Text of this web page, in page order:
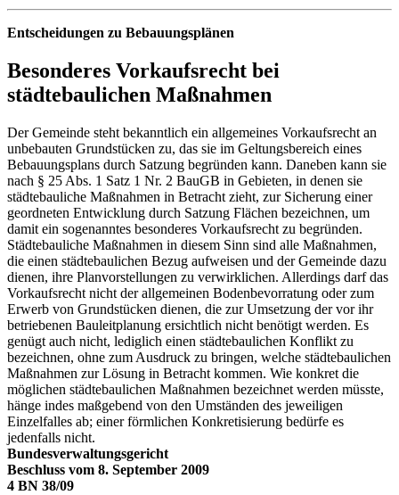
Entscheidungen zu Bebauungsplänen
Besonderes Vorkaufsrecht bei
städtebaulichen Maßnahmen
Der Gemeinde steht bekanntlich ein allgemeines Vorkaufsrecht an
unbebauten Grundstücken zu, das sie im Geltungsbereich eines
Bebauungsplans durch Satzung begründen kann. Daneben kann sie
nach § 25 Abs. 1 Satz 1 Nr. 2 BauGB in Gebieten, in denen sie
städtebauliche Maßnahmen in Betracht zieht, zur Sicherung einer
geordneten Entwicklung durch Satzung Flächen bezeichnen, um
damit ein sogenanntes besonderes Vorkaufsrecht zu begründen.
Städtebauliche Maßnahmen in diesem Sinn sind alle Maßnahmen,
die einen städtebaulichen Bezug aufweisen und der Gemeinde dazu
dienen, ihre Planvorstellungen zu verwirklichen. Allerdings darf das
Vorkaufsrecht nicht der allgemeinen Bodenbevorratung oder zum
Erwerb von Grundstücken dienen, die zur Umsetzung der vor ihr
betriebenen Bauleitplanung ersichtlich nicht benötigt werden. Es
genügt auch nicht, lediglich einen städtebaulichen Konflikt zu
bezeichnen, ohne zum Ausdruck zu bringen, welche städtebaulichen
Maßnahmen zur Lösung in Betracht kommen. Wie konkret die
möglichen städtebaulichen Maßnahmen bezeichnet werden müsste,
hänge indes maßgebend von den Umständen des jeweiligen
Einzelfalles ab; einer förmlichen Konkretisierung bedürfe es
jedenfalls nicht.
Bundesverwaltungsgericht
Beschluss vom 8. September 2009
4 BN 38/09